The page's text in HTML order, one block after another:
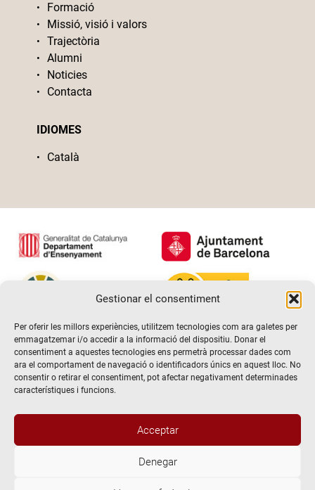
Gestionar el consentiment
Per oferir les millors experiències, utilitzem tecnologies com ara galetes per
emmagatzemar i/o accedir a la informació del dispositiu. Donar el
consentiment a aquestes tecnologies ens permetrà processar dades com
ara el comportament de navegació o identificadors únics en aquest lloc. No
consentir o retirar el consentiment, pot afectar negativament determinades
característiques i funcions.
Acceptar
Denegar
Formació
Missió, visió i valors
Trajectòria
Alumni
Noticies
Contacta
IDIOMES
Català
@2026 Escola de teatre El Timbal. Tots els drets reservats